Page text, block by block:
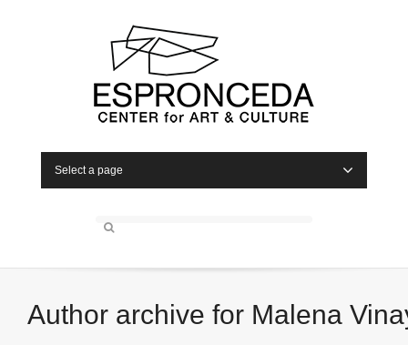
Select a page
Author archive for Malena